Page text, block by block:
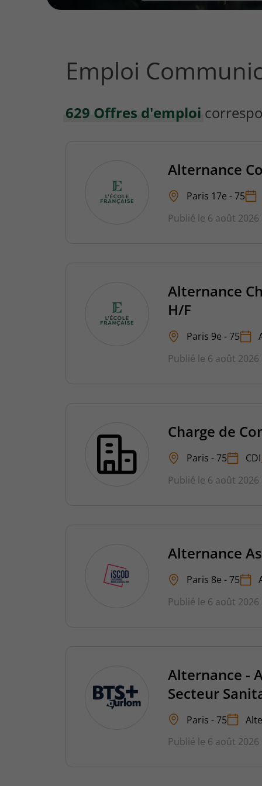
vous
Emploi
629 Offres d'emploi
Alternance
Paris 17e - 75
Publié le 6 août 2026
Alternance
H/F
Paris 9e - 75
Publié le 6 août 2026
Charge de
Paris - 75 CDI
Publié le 6 août 2026
Alternance
Paris 8e - 75
Publié le 6 août 2026
Alternance -
Secteur
Paris - 75
Publié le 6 août 2026